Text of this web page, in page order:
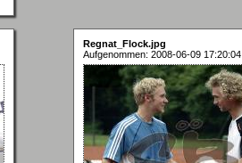
Regnat_Flock.jpg
Aufgenommen: 2008-06-09 17:20:04